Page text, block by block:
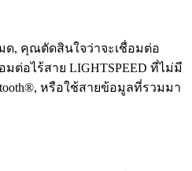
ด, คุณตัดสินใจว่าจะเชื่อมต่อ
มต่อไร้สาย LIGHTSPEED ที่ไม่มี
หรือใช้สายข้อมูลที่รวมมา